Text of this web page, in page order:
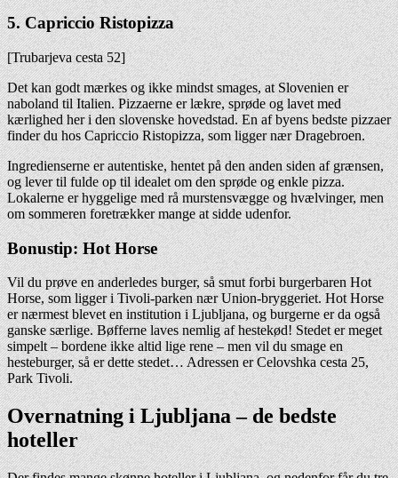
5. Capriccio Ristopizza
[Trubarjeva cesta 52]
Det kan godt mærkes og ikke mindst smages, at Slovenien er
naboland til Italien. Pizzaerne er lækre, sprøde og lavet med
kærlighed her i den slovenske hovedstad. En af byens bedste pizzaer
finder du hos Capriccio Ristopizza, som ligger nær Dragebroen.
Ingredienserne er autentiske, hentet på den anden siden af grænsen,
og lever til fulde op til idealet om den sprøde og enkle pizza.
Lokalerne er hyggelige med rå murstensvægge og hvælvinger, men
om sommeren foretrækker mange at sidde udenfor.
Bonustip: Hot Horse
Vil du prøve en anderledes burger, så smut forbi burgerbaren Hot
Horse, som ligger i Tivoli-parken nær Union-bryggeriet. Hot Horse
er nærmest blevet en institution i Ljubljana, og burgerne er da også
ganske særlige. Bøfferne laves nemlig af hestekød! Stedet er meget
simpelt – bordene ikke altid lige rene – men vil du smage en
hesteburger, så er dette stedet… Adressen er Celovshka cesta 25,
Park Tivoli.
Overnatning i Ljubljana – de bedste
hoteller